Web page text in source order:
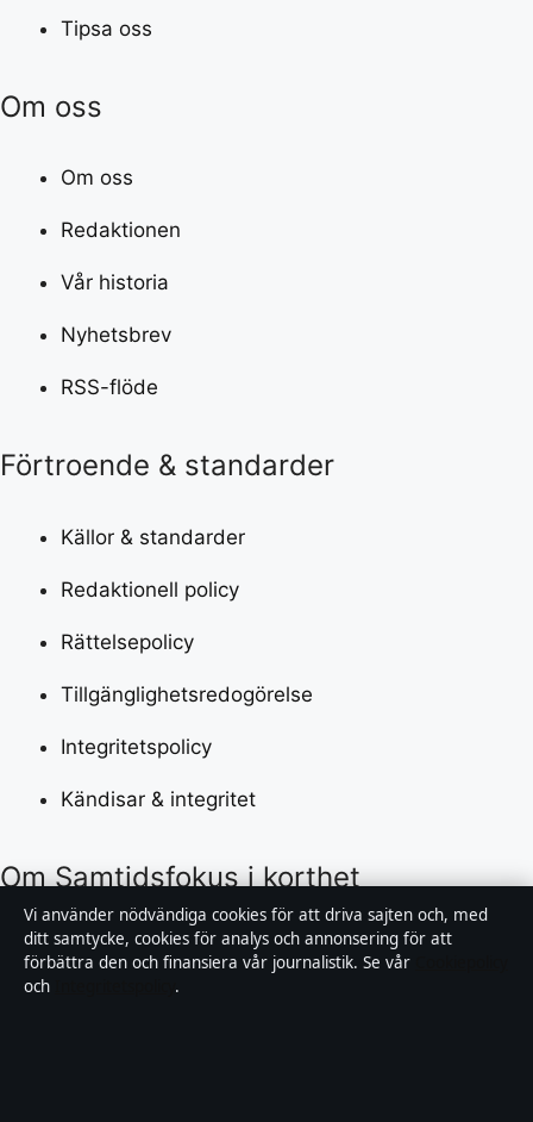
Tipsa oss
Om oss
Om oss
Redaktionen
Vår historia
Nyhetsbrev
RSS-flöde
Förtroende & standarder
Källor & standarder
Redaktionell policy
Rättelsepolicy
Tillgänglighetsredogörelse
Integritetspolicy
Kändisar & integritet
Om Samtidsfokus i korthet
Samtidsfokus är en oberoende svensk digital
nyhetssajt med fokus på film, tv, kultur och
nöjesnyheter. Varje artikel har en namngiven byline,
Vi använder nödvändiga cookies för att driva sajten och, med
ditt samtycke, cookies för analys och annonsering för att
förbättra den och finansiera vår journalistik. Se vår
och
.